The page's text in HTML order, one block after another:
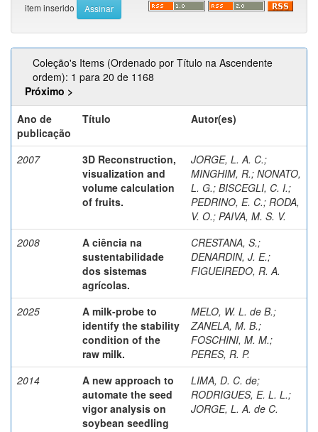
item inserido
Coleção's Items (Ordenado por Título na Ascendente
ordem): 1 para 20 de 1168
Próximo >
Ano de
publicação
Título Autor(es)
2007
3D Reconstruction,
visualization and
volume calculation
of fruits.
JORGE, L. A. C.;
MINGHIM, R.; NONATO,
L. G.; BISCEGLI, C. I.;
PEDRINO, E. C.; RODA,
V. O.; PAIVA, M. S. V.
2008
A ciência na
sustentabilidade
dos sistemas
agrícolas.
CRESTANA, S.;
DENARDIN, J. E.;
FIGUEIREDO, R. A.
2025
A milk-probe to
identify the stability
condition of the
raw milk.
MELO, W. L. de B.;
ZANELA, M. B.;
FOSCHINI, M. M.;
PERES, R. P.
2014
A new approach to
automate the seed
vigor analysis on
soybean seedling
LIMA, D. C. de;
RODRIGUES, E. L. L.;
JORGE, L. A. de C.